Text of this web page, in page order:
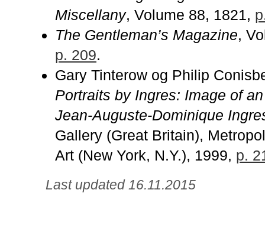
Miscellany, Volume 88, 1821,
The Gentleman’s Magazine,
p. 209.
Gary Tinterow og Philip
Portraits by Ingres: Image of
Jean-Auguste-Dominique
Gallery (Great Britain),
Art (New York, N.Y.), 1999, p.
Last updated 16.11.2015